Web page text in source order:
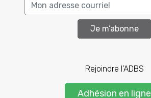
Je m’abonne
Rejoindre l’ADBS
Adhésion en ligne